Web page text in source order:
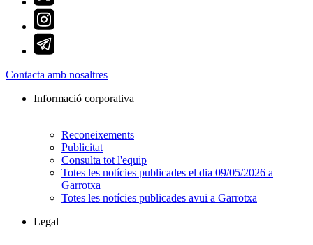
Contacta amb nosaltres
Informació corporativa
Reconeixements
Publicitat
Consulta tot l'equip
Totes les notícies publicades el dia 09/05/2026 a
Garrotxa
Totes les notícies publicades avui a Garrotxa
Legal